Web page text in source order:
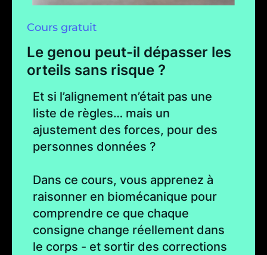
Cours gratuit
Le genou peut-il dépasser les
orteils sans risque ?
Et si l’alignement n’était pas une
liste de règles… mais un
ajustement des forces, pour des
personnes données ?
Dans ce cours, vous apprenez à
raisonner en biomécanique pour
comprendre ce que chaque
consigne change réellement dans
le corps - et sortir des corrections